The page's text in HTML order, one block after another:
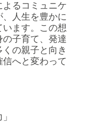
るコミュニケ
人生を豊かに
ます。この想
子育て、発達
の親子と向き
へと変わって